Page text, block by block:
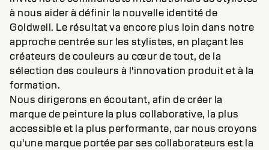
à nous aider à définir la nouvelle identité de
Goldwell. Le résultat va encore plus loin dans notre
approche centrée sur les stylistes, en plaçant les
créateurs de couleurs au cœur de tout, de la
sélection des couleurs à l'innovation produit et à la
formation.
Nous dirigerons en écoutant, afin de créer la
marque de peinture la plus collaborative, la plus
accessible et la plus performante, car nous croyons
qu'une marque portée par ses collaborateurs est la